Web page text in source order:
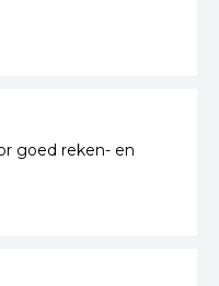
goed reken- en